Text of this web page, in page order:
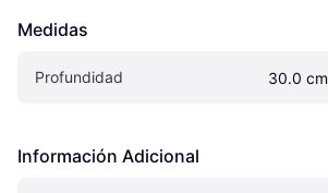
Medidas
Profundidad 30.0 cm
Información Adicional